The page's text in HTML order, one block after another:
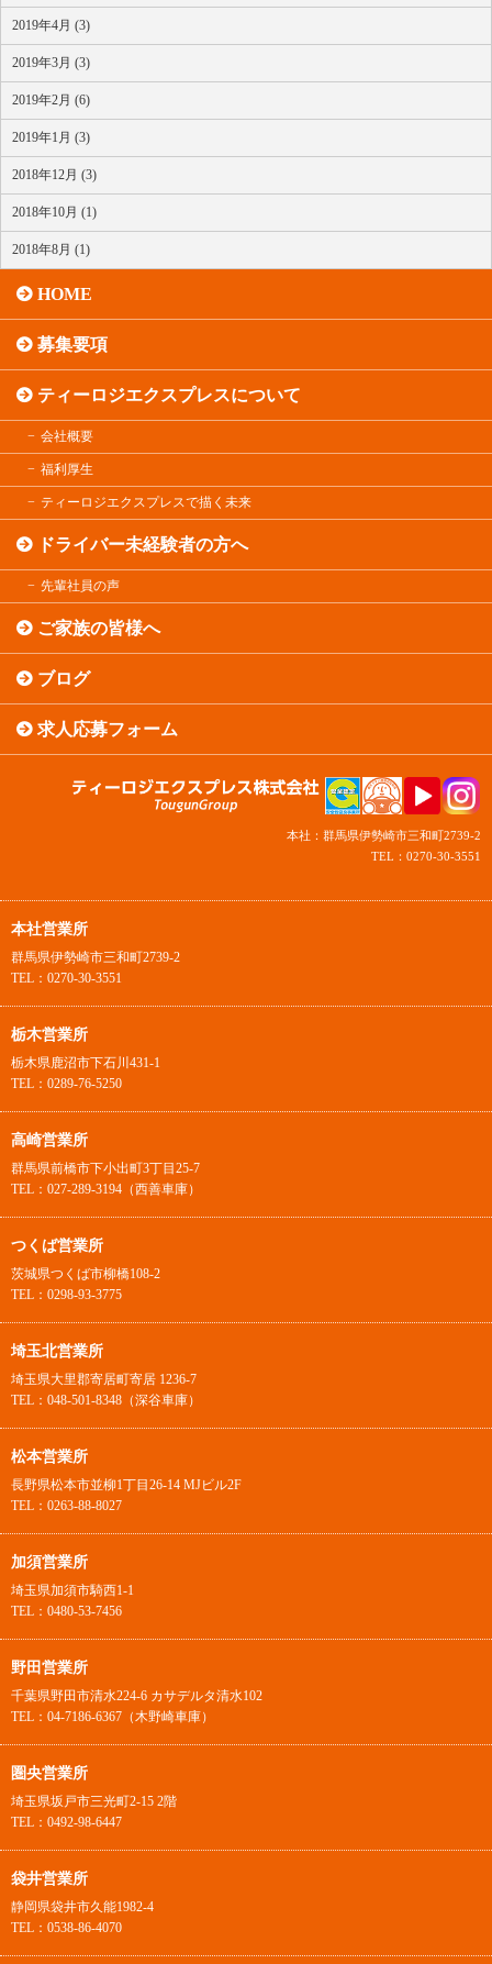
2019年4月 (3)
2019年3月 (3)
2019年2月 (6)
2019年1月 (3)
2018年12月 (3)
2018年10月 (1)
2018年8月 (1)
HOME
募集要項
ティーロジエクスプレスについて
会社概要
福利厚生
ティーロジエクスプレスで描く未来
ドライバー未経験者の方へ
先輩社員の声
ご家族の皆様へ
ブログ
求人応募フォーム
本社：群馬県伊勢崎市三和町2739-2
TEL：0270-30-3551
本社営業所
群馬県伊勢崎市三和町2739-2
TEL：0270-30-3551
栃木営業所
栃木県鹿沼市下石川431-1
TEL：0289-76-5250
高崎営業所
群馬県前橋市下小出町3丁目25-7
TEL：027-289-3194（西善車庫）
つくば営業所
茨城県つくば市柳橋108-2
TEL：0298-93-3775
埼玉北営業所
埼玉県大里郡寄居町寄居 1236-7
TEL：048-501-8348（深谷車庫）
松本営業所
長野県松本市並柳1丁目26-14 MJビル2F
TEL：0263-88-8027
加須営業所
埼玉県加須市騎西1-1
TEL：0480-53-7456
野田営業所
千葉県野田市清水224-6 カサデルタ清水102
TEL：04-7186-6367（木野崎車庫）
圏央営業所
埼玉県坂戸市三光町2-15 2階
TEL：0492-98-6447
袋井営業所
静岡県袋井市久能1982-4
TEL：0538-86-4070